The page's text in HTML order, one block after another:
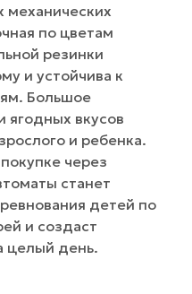
механических
по цветам
резинки
и устойчива к
Большое
ягодных вкусов
и ребенка.
через
станет
детей по
и создаст
целый день.